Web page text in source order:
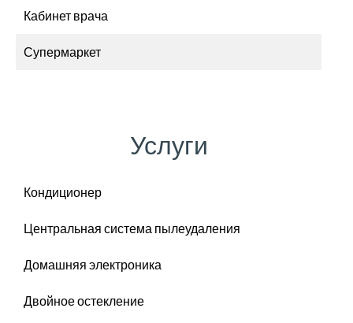
Кабинет врача
Супермаркет
Услуги
Кондиционер
Центральная система пылеудаления
Домашняя электроника
Двойное остекление